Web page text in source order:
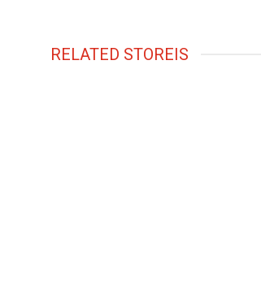
RELATED STOREIS